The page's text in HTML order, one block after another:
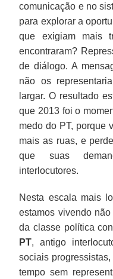
comunicação e no
para explorar a
que exigiam mais
encontraram?
de diálogo. A
não os
largar. O resultado
que 2013 foi o
medo do PT, porque
mais as ruas, e
que suas
interlocutores.
Nesta escala mais
estamos vivendo
da classe política
PT, antigo
sociais
tempo sem